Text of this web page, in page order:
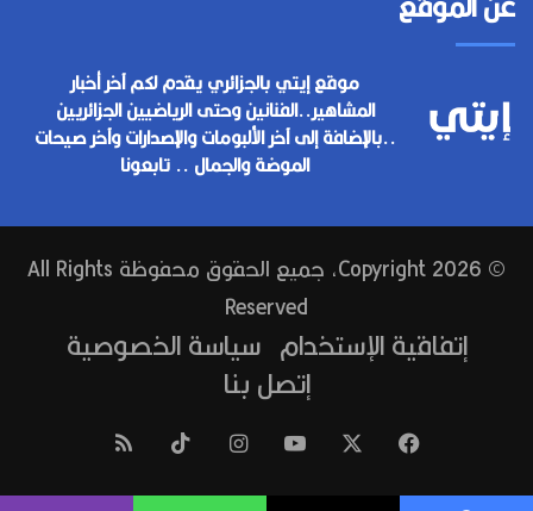
موقع إيتي بالجزائري يقدم لكم آخر أخبار
المشاهير..الفنانين وحتى الرياضيين الجزائريين
..بالإضافة إلى آخر الألبومات والإصدارات وآخر صيحات
الموضة والجمال .. تابعونا
© Copyright 2026, جميع الحقوق محفوظة All Rights
Reserved
إتفاقية الإستخدام سياسة الخصوصية
إتصل بنا
فيسبوك ‫YouTubeانستقرام ‫TikTokملخص
الموقع